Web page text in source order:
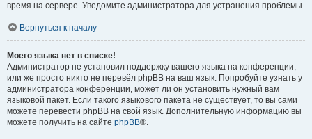
время на сервере. Уведомите администратора для устранения проблемы.
Вернуться к началу
Моего языка нет в списке!
Администратор не установил поддержку вашего языка на конференции,
или же просто никто не перевёл phpBB на ваш язык. Попробуйте узнать у
администратора конференции, может ли он установить нужный вам
языковой пакет. Если такого языкового пакета не существует, то вы сами
можете перевести phpBB на свой язык. Дополнительную информацию вы
можете получить на сайте phpBB®.